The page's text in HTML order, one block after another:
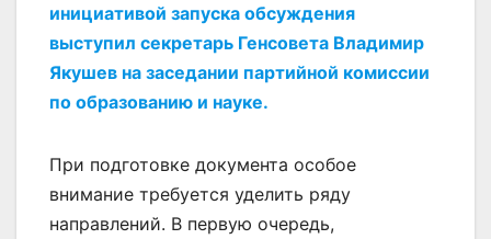
инициативой запуска обсуждения
выступил секретарь Генсовета Владимир
Якушев на заседании партийной комиссии
по образованию и науке.
При подготовке документа особое
внимание требуется уделить ряду
направлений. В первую очередь,